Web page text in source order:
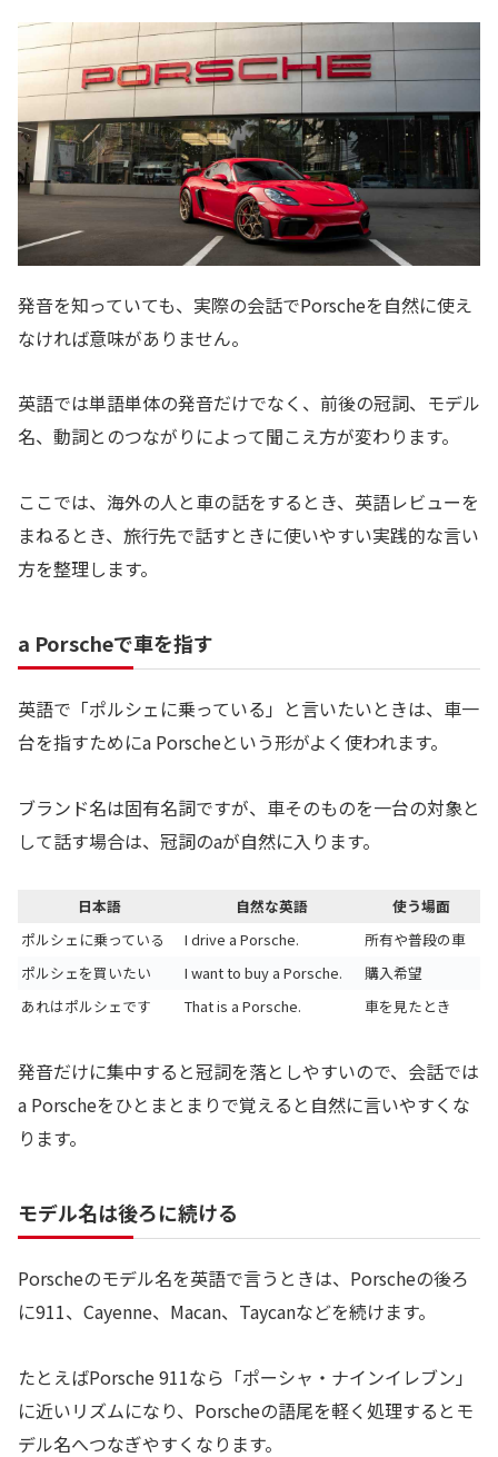
発音を知っていても、実際の会話でPorscheを自然に使え
なければ意味がありません。
英語では単語単体の発音だけでなく、前後の冠詞、モデル
名、動詞とのつながりによって聞こえ方が変わります。
ここでは、海外の人と車の話をするとき、英語レビューを
まねるとき、旅行先で話すときに使いやすい実践的な言い
方を整理します。
a Porscheで車を指す
英語で「ポルシェに乗っている」と言いたいときは、車一
台を指すためにa Porscheという形がよく使われます。
ブランド名は固有名詞ですが、車そのものを一台の対象と
して話す場合は、冠詞のaが自然に入ります。
日本語 自然な英語
使う場面
ポルシェに乗っている
I drive a Porsche.
所有や普段の車
ポルシェを買いたい
I want to buy a Porsche.
購入希望
あれはポルシェです
That is a Porsche. 車を見たとき
発音だけに集中すると冠詞を落としやすいので、会話では
a Porscheをひとまとまりで覚えると自然に言いやすくな
ります。
モデル名は後ろに続ける
Porscheのモデル名を英語で言うときは、Porscheの後ろ
に911、Cayenne、Macan、Taycanなどを続けます。
たとえばPorsche 911なら「ポーシャ・ナインイレブン」
に近いリズムになり、Porscheの語尾を軽く処理するとモ
デル名へつなぎやすくなります。